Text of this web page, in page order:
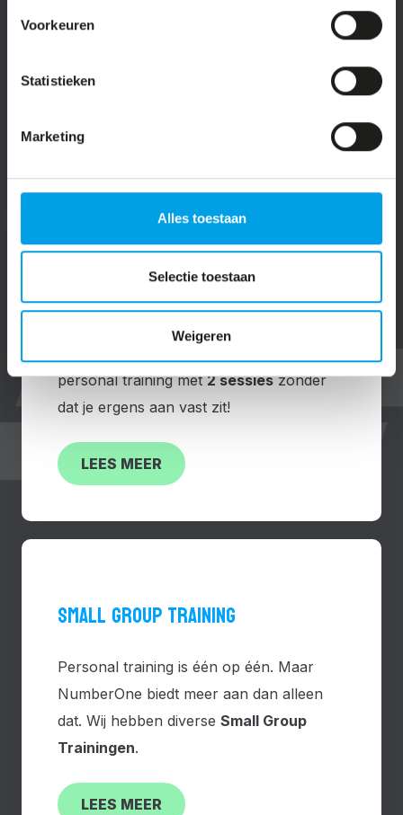
Voorkeuren
Statistieken
Marketing
Alles toestaan
Selectie toestaan
Weigeren
Sport jij het liefst samen met je
partner of
iets voor jou! De ideale stok achter de
LEES MEER
KICKSTART PERSONAL TRAINING
personal training met2 sessieszonder
dat je ergens aan vast zit!
LEES MEER
SMALL GROUP TRAINING
Personal training is één op één. Maar
NumberOne biedt meer aan dan alleen
dat. Wij hebben diverse Small Group
Trainingen.
LEES MEER